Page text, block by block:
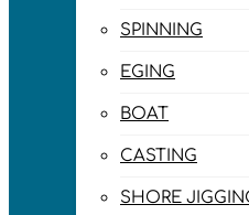
SPINNING
EGING
BOAT
CASTING
SHORE